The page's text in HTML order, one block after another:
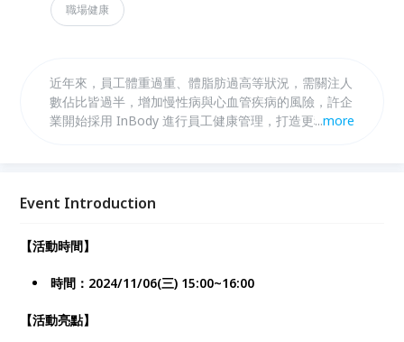
職場健康
近年來，員工體重過重、體脂肪過高等狀況，需關注人
數佔比皆過半，增加慢性病與心血管疾病的風險，許企
業開始採用 InBody 進行員工健康管理，打造更科學的
能更快速的獲得健康促進進成效，也讓員工更多方面的
...more
Event Introduction
【活動時間】
時間：2024/11/06(三) 15:00~16:00
【活動亮點】